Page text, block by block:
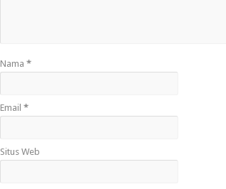
Nama *
Email *
Situs Web